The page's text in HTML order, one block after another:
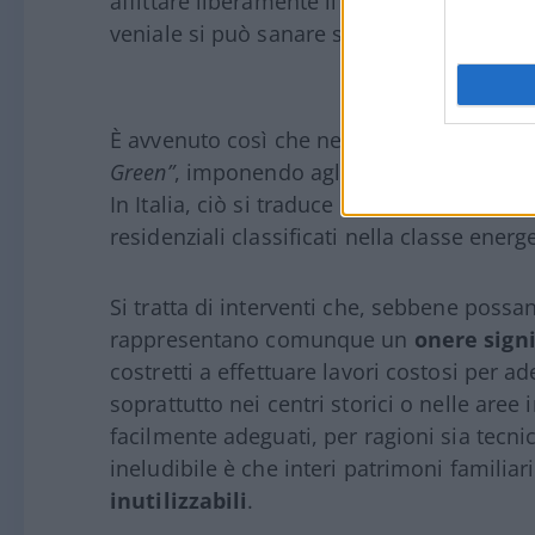
veniale si può sanare solo se si accetta un
È avvenuto così che nel 2024 il
Green”, imponendo agli Stati membri di
In Italia, ciò si traduce nell’obbligo di
residenziali classificati nella classe
Si tratta di interventi che, sebbene
rappresentano comunque un onere
costretti a effettuare lavori costosi per
soprattutto nei centri storici o nelle aree
facilmente adeguati, per ragioni sia
ineludibile è che interi patrimoni
inutilizzabili.